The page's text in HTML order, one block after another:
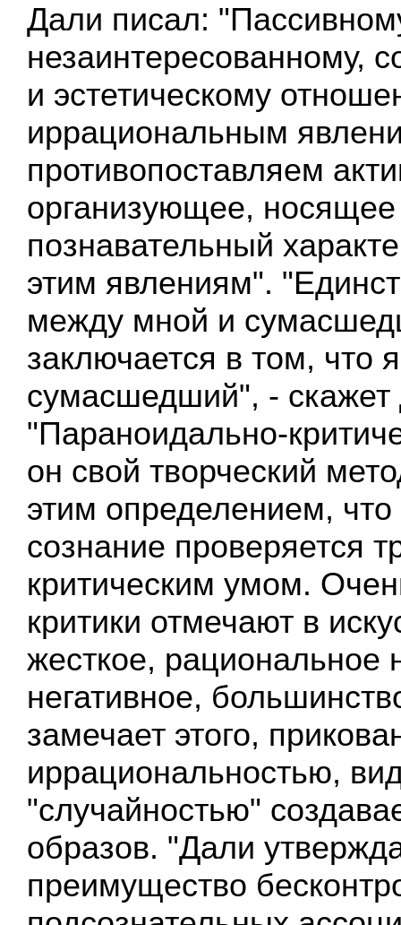
Дали писал:
незаинтересованному,
и эстетическому
иррациональным
противопоставляем
организующее,
познавательный
этим явлениям".
между мной и
заключается в том, что
сумасшедший", - скажет
"Параноидально-
он свой творческий
этим определением,
сознание проверяется
критическим умом.
критики отмечают в
жесткое, рациональное
негативное,
замечает этого,
иррациональностью,
"случайностью"
образов. "Дали
преимущество